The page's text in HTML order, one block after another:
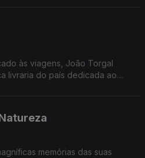
às viagens, João Torgal
livraria do país dedicada ao
memórias das suas